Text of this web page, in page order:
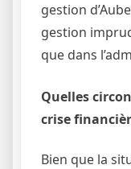
gestion
gestion
que dans
Quelles
crise
Bien que la